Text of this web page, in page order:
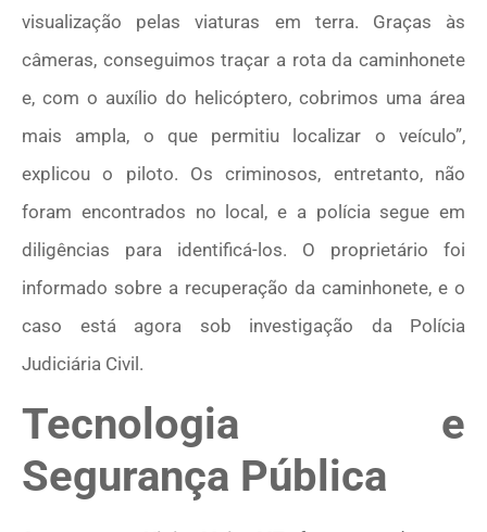
visualização pelas viaturas em terra. Graças às
câmeras, conseguimos traçar a rota da caminhonete
e, com o auxílio do helicóptero, cobrimos uma área
mais ampla, o que permitiu localizar o veículo”,
explicou o piloto. Os criminosos, entretanto, não
foram encontrados no local, e a polícia segue em
diligências para identificá-los. O proprietário foi
informado sobre a recuperação da caminhonete, e o
caso está agora sob investigação da Polícia
Judiciária Civil.
Tecnologia e
Segurança Pública